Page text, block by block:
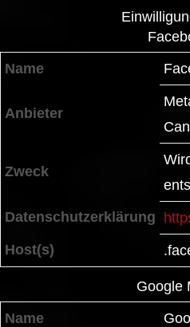
Name
Anbieter
Zweck
Datenschutzerklärung
Host(s)
Google
Name